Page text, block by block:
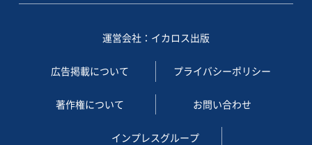
運営会社：イカロス出版
広告掲載について プライバシーポリシー
著作権について お問い合わせ
インプレスグループ